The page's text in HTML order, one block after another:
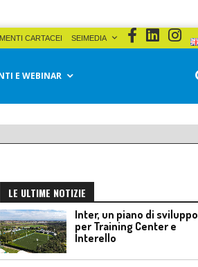
CARTACEI SEIMEDIA
E WEBINAR
LE ULTIME NOTIZIE
Inter, un piano di sviluppo
per Training Center e
Interello